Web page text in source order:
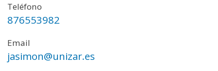
Teléfono
876553982
Email
jasimon@unizar.es